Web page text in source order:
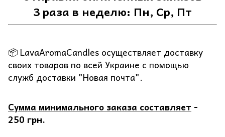
3 раза в неделю: Пн, Ср, Пт
📦 LavaAromaCandles осуществляет доставку
своих товаров по всей Украине с помощью
служб доставки "Новая почта".
Сумма минимального заказа составляет -
250 грн.